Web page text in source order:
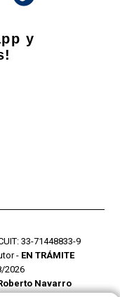
y
33-71448833-9
- EN TRÁMITE
2026
Navarro